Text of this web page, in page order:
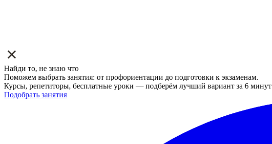
Найди то, не знаю что
Поможем выбрать занятия: от профориентации до подготовки к экзаменам.
Курсы, репетиторы, бесплатные уроки — подберём лучший вариант за 6 минут
Подобрать занятия